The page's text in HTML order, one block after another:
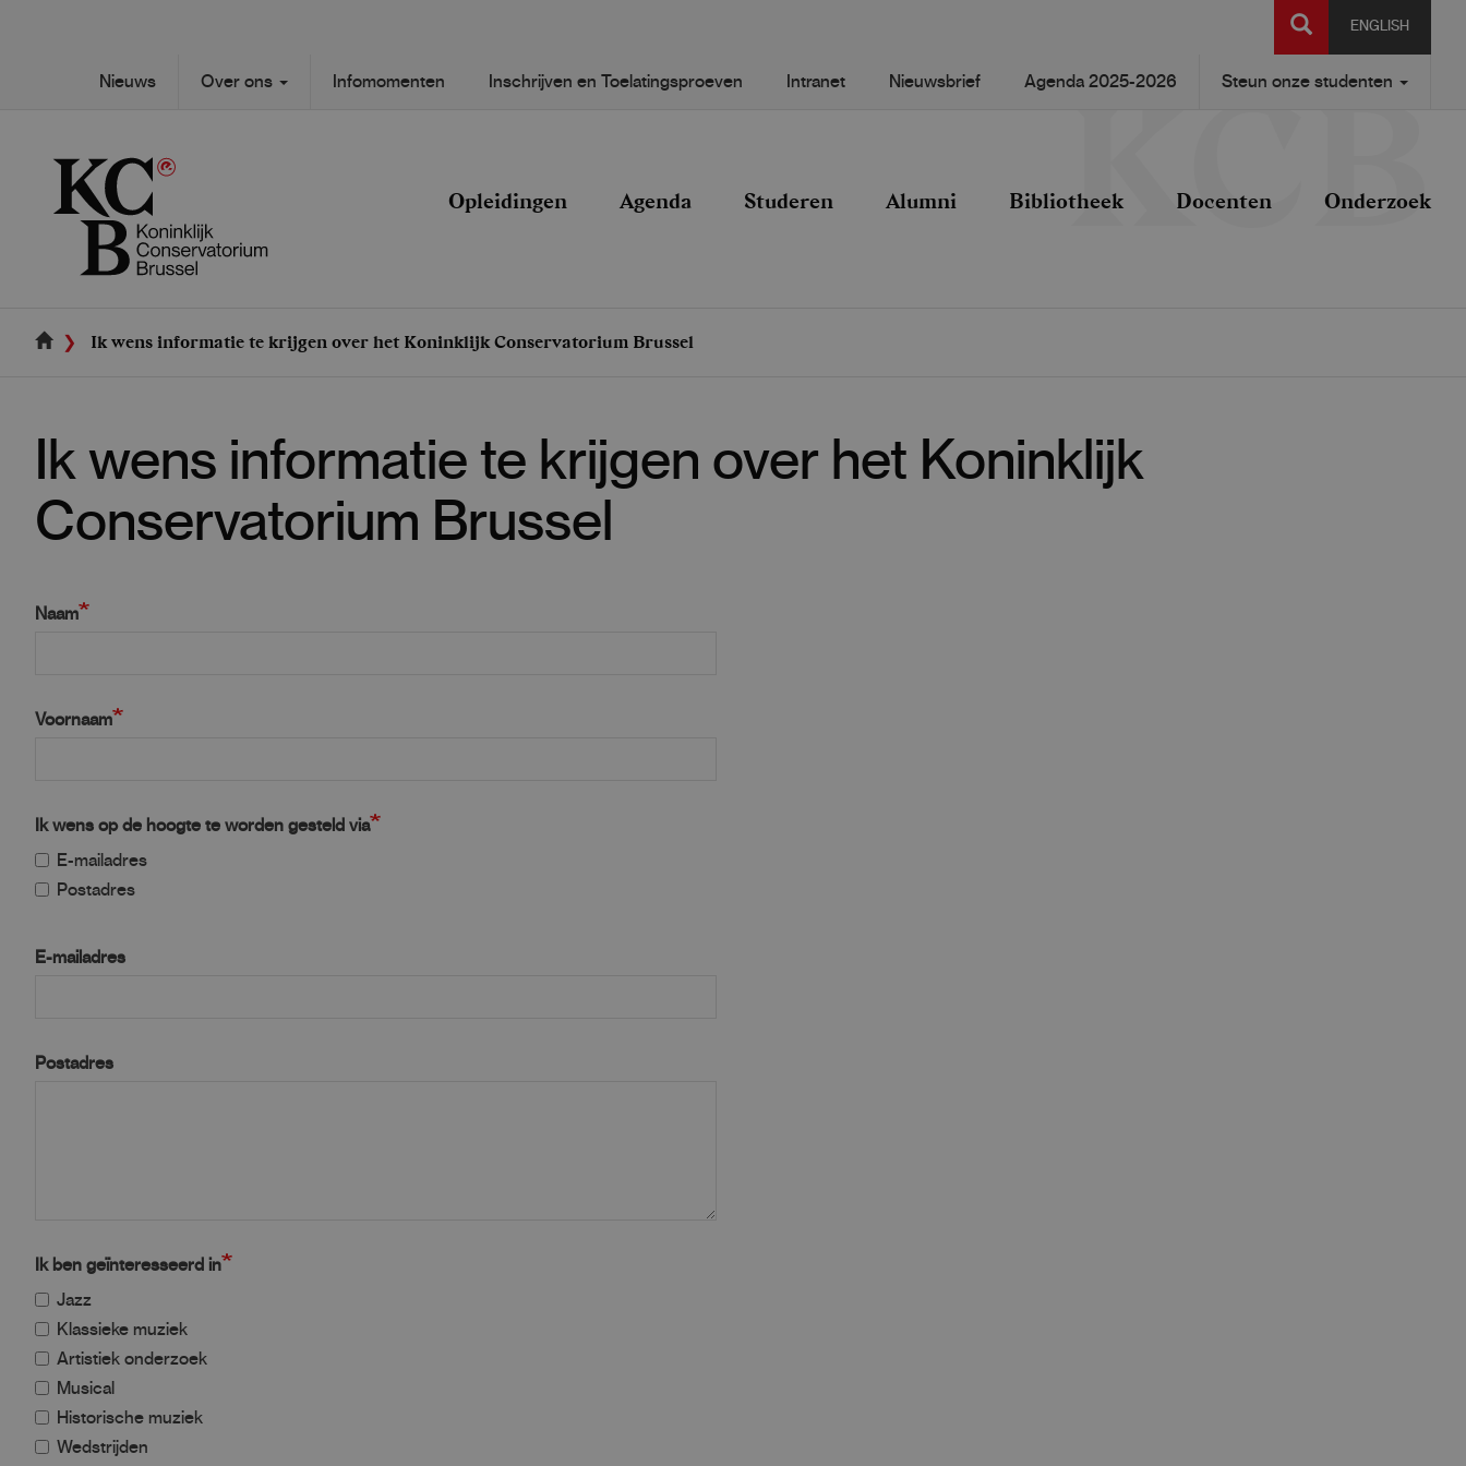
ENGLISH
SEARCH
Secondary
navigation
Nieuws Over ons Infomomenten Inschrijven en Toelatingsproeven Intranet Nieuwsbrief Agenda 2025-2026 Steun onze studenten
navigation
Opleidingen Agenda Studeren Alumni Bibliotheek Docenten Onderzoek
Ik wens informatie te krijgen over het Koninklijk Conservatorium Brussel
Ik wens informatie te krijgen over het Koninklijk
Conservatorium Brussel
Naam
Voornaam
Ik wens op de hoogte te worden gesteld via
E-mailadres
Postadres
E-mailadres
Postadres
Ik ben geïnteresseerd in
Jazz
Klassieke muziek
Artistiek onderzoek
Musical
Historische muziek
Wedstrijden